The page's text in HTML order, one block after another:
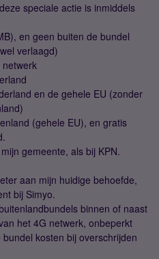
speciale actie is inmiddels
en geen buiten de bundel
verlaagd)
netwerk
en de gehele EU (zonder
(gehele EU), en gratis
gemeente, als bij KPN.
aan mijn huidige behoefde,
bij Simyo.
binnen of naast
het 4G netwerk, onbeperkt
kosten bij overschrijden